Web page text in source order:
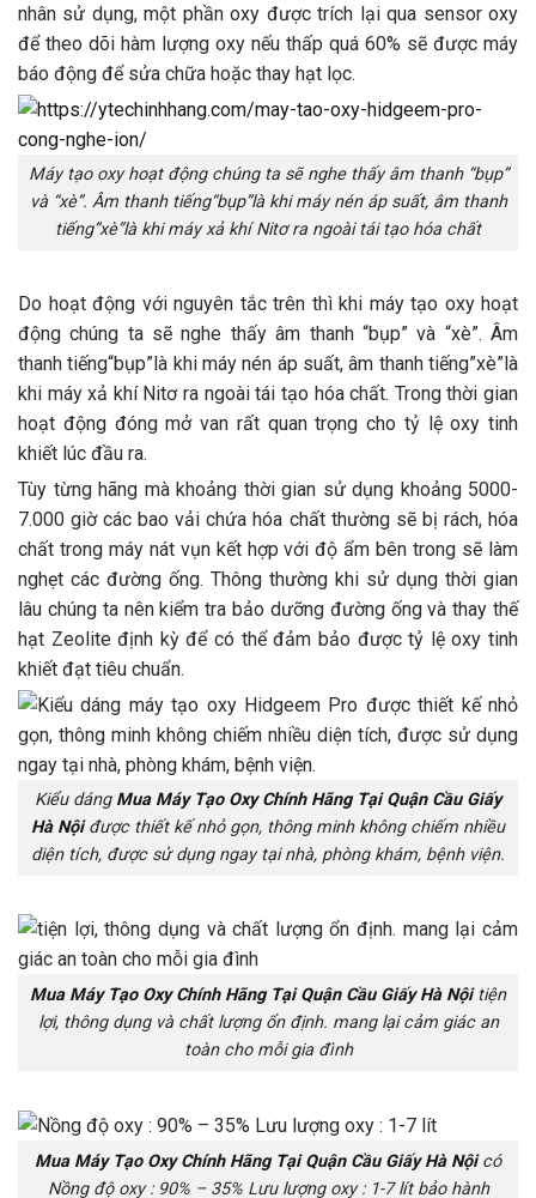
nhân sử dụng, một phần oxy được trích lại qua sensor oxy
để theo dõi hàm lượng oxy nếu thấp quá 60% sẽ được máy
báo động để sửa chữa hoặc thay hạt lọc.
Máy tạo oxy hoạt động chúng ta sẽ nghe thấy âm thanh “bụp”
và “xè”. Âm thanh tiếng“bụp”là khi máy nén áp suất, âm thanh
tiếng”xè”là khi máy xả khí Nitơ ra ngoài tái tạo hóa chất
Do hoạt động với nguyên tắc trên thì khi máy tạo oxy hoạt
động chúng ta sẽ nghe thấy âm thanh “bụp” và “xè”. Âm
thanh tiếng“bụp”là khi máy nén áp suất, âm thanh tiếng”xè”là
khi máy xả khí Nitơ ra ngoài tái tạo hóa chất. Trong thời gian
hoạt động đóng mở van rất quan trọng cho tỷ lệ oxy tinh
khiết lúc đầu ra.
Tùy từng hãng mà khoảng thời gian sử dụng khoảng 5000-
7.000 giờ các bao vải chứa hóa chất thường sẽ bị rách, hóa
chất trong máy nát vụn kết hợp với độ ẩm bên trong sẽ làm
nghẹt các đường ống. Thông thường khi sử dụng thời gian
lâu chúng ta nên kiểm tra bảo dưỡng đường ống và thay thế
hạt Zeolite định kỳ để có thể đảm bảo được tỷ lệ oxy tinh
khiết đạt tiêu chuẩn.
Kiểu dáng Mua Máy Tạo Oxy Chính Hãng Tại Quận Cầu Giấy
Hà Nộiđược thiết kế nhỏ gọn, thông minh không chiếm nhiều
diện tích, được sử dụng ngay tại nhà, phòng khám, bệnh viện.
Mua Máy Tạo Oxy Chính Hãng Tại Quận Cầu Giấy Hà Nội tiện
lợi, thông dụng và chất lượng ổn định. mang lại cảm giác an
toàn cho mỗi gia đình
Mua Máy Tạo Oxy Chính Hãng Tại Quận Cầu Giấy Hà Nội có
Nồng độ oxy : 90% – 35% Lưu lượng oxy : 1-7 lít bảo hành